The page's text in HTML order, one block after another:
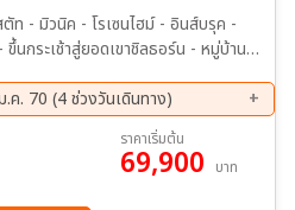
ท - มิวนิค - โรเซนไฮม์ - อินส์บรุค -
นกระเช้าสู่ยอดเขาชิลธอร์น - หมู่บ้าน
นเน่น - อินเทอร์ลาเกน
ค. 70 (4 ช่วงวันเดินทาง)
04 พ.ย. 69 - 10 พ.ย. 69
30 ธ.ค. 69 - 05 ม.ค. 70
ราคาเริ่มต้น
69,900 บาท